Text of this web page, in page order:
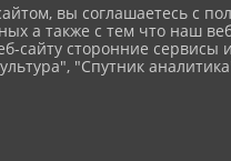
вы соглашаетесь с
а также с тем что наш
сайту сторонние сервисы
"Спутник